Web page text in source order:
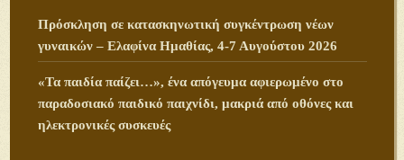
Πρόσκληση σε κατασκηνωτική συγκέντρωση νέων
γυναικών – Ελαφίνα Ημαθίας, 4-7 Αυγούστου 2026
«Τα παιδία παίζει…», ένα απόγευμα αφιερωμένο στο
παραδοσιακό παιδικό παιχνίδι, μακριά από οθόνες και
ηλεκτρονικές συσκευές